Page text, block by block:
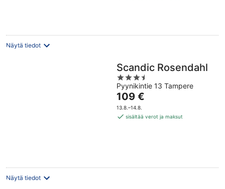
Näytä tiedot
Scandic Rosendahl
3.5
out
of
5
Pyynikintie 13 Tampere
Hinta
on
109 €
109 €
13.8.–14.8.
sisältää verot ja maksut
Näytä tiedot